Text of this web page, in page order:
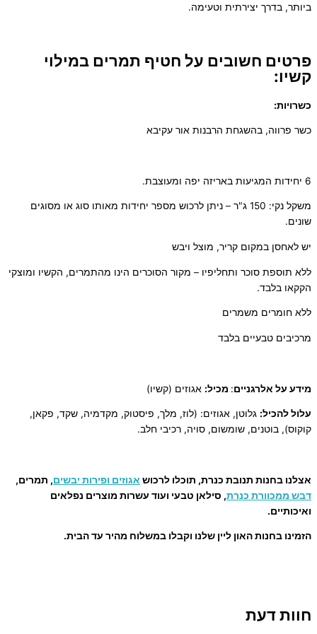
ביותר, בדרך יצירתית וטעימה.
פרטים חשובים על חטיף תמרים במילוי
קשיו:
כשרויות:
כשר פרווה, בהשגחת הרבנות אור עקיבא
6 יחידות המגיעות באריזה יפה ומעוצבת.
משקל נקי: 150 ג"ר – ניתן לרכוש מספר יחידות מאותו סוג או מסוגים
שונים.
יש לאחסן במקום קריר, מוצל ויבש
ללא תוספת סוכר ותחליפיו – מקור הסוכרים הינו מהתמרים, הקשיו ומוצקי
הקקאו בלבד.
ללא חומרים משמרים
מרכיבים טבעיים בלבד
מידע על אלרגניים: מכיל: אגוזים (קשיו)
עלול להכיל: גלוטן, אגוזים: (לוז, מלך, פיסטוק, מקדמיה, שקד, פקאן,
קוקוס), בוטנים, שומשום, סויה, רכיבי חלב.
אצלנו בחנות תנובת כנרת, תוכלו לרכוש אגוזים ופירות יבשים, תמרים,
דבש ממכוורת כנרת, סילאן טבעי ועוד עשרות מוצרים נפלאים
ואיכותיים.
הזמינו בחנות האון ליין שלנו וקבלו במשלוח מהיר עד הבית.
חוות דעת